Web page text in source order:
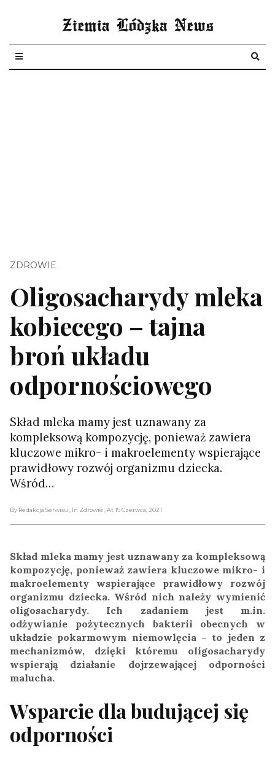
Ziemia Lódzka News
ZDROWIE
Oligosacharydy mleka
kobiecego – tajna
broń układu
odpornościowego
Skład mleka mamy jest uznawany za
kompleksową kompozycję, ponieważ zawiera
kluczowe mikro- i makroelementy wspierające
prawidłowy rozwój organizmu dziecka.
Wśród…
By Redakcja Serwisu , In Zdrowie , At 19 Czerwca, 2021
Skład mleka mamy jest uznawany za kompleksową
kompozycję, ponieważ zawiera kluczowe mikro- i
makroelementy wspierające prawidłowy rozwój
organizmu dziecka. Wśród nich należy wymienić
oligosacharydy. Ich zadaniem jest m.in.
odżywianie pożytecznych bakterii obecnych w
układzie pokarmowym niemowlęcia – to jeden z
mechanizmów, dzięki któremu oligosacharydy
wspierają działanie dojrzewającej odporności
malucha.
Wsparcie dla budującej się
odporności